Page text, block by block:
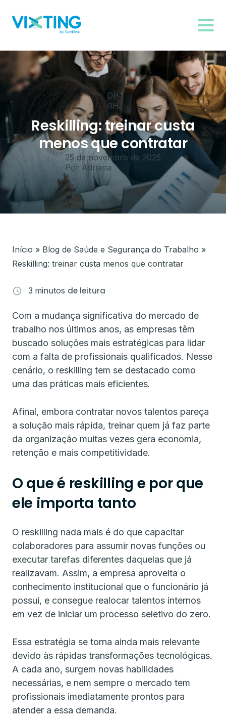
DP
RH
Reskilling: treinar custa
menos que contratar
25 de novembro de 2025
Por Adriana
Início » Blog de Saúde e Segurança do Trabalho »
Reskilling: treinar custa menos que contratar
3 minutos de leitura
Com a mudança significativa do mercado de
trabalho nos últimos anos, as empresas têm
buscado soluções mais estratégicas para lidar
com a falta de profissionais qualificados. Nesse
cenário, o reskilling tem se destacado como
uma das práticas mais eficientes.
Afinal, embora contratar novos talentos pareça
a solução mais rápida, treinar quem já faz parte
da organização muitas vezes gera economia,
retenção e mais competitividade.
O que é reskilling e por que
ele importa tanto
O reskilling nada mais é do que capacitar
colaboradores para assumir novas funções ou
executar tarefas diferentes daquelas que já
realizavam. Assim, a empresa aproveita o
conhecimento institucional que o funcionário já
possui, e consegue realocar talentos internos
em vez de iniciar um processo seletivo do zero.
Essa estratégia se torna ainda mais relevante
devido às rápidas transformações tecnológicas.
A cada ano, surgem novas habilidades
necessárias, e nem sempre o mercado tem
profissionais imediatamente prontos para
atender a essa demanda.